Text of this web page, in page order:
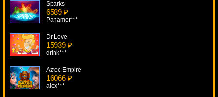
Sparks
6589 ₽
Panamer***
Dr Love
15939 ₽
drink***
Aztec Empire
16066 ₽
alex***